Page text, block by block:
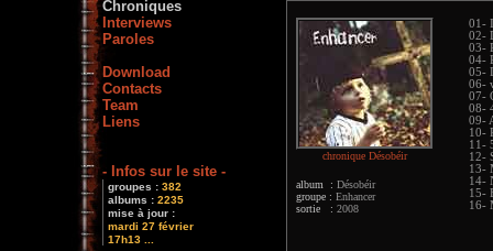
Chroniques
Interviews
Paroles
Download
Contacts
Team
Liens
- Infos sur le site -
groupes : 382
albums : 2235
mise à jour :
mardi 27 février
17h13 ...
chronique Désobéir
album : Désobéir
groupe : Enhancer
sortie : 2008
01-
02-
03-
04-
05-
06-
07-
08-
09-
10-
11-
12-
13-
14-
15-
16-